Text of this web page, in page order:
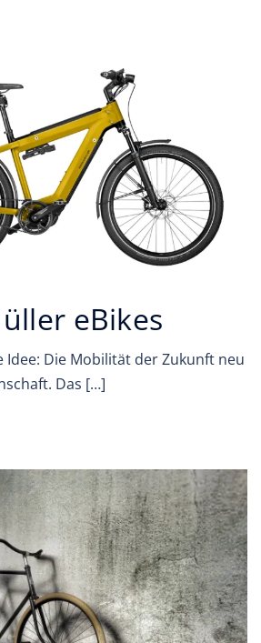
eBikes
Idee: Die Mobilität der Zukunft neu
Das […]